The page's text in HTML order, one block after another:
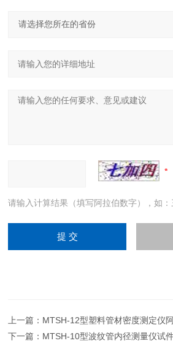
请输入计算结果（填写阿拉伯数字），如：
上一篇： MTSH-12型塑料管材密度测定仪
下一篇： MTSH-10型波纹管内径测量仪试